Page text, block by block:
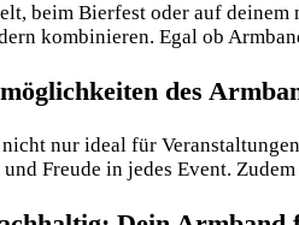
beim Bierfest oder auf
kombinieren. Egal ob
des
nur ideal für
Freude in jedes Event.